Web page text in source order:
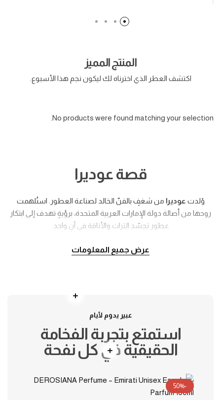
المنتج المميز
اكتشف العطر الذي اخترناه لك ليكون نجم هذا الأسبوع.
No products were found matching your selection.
قصة عوديرا
وُلدت عوديرا من شغفٍ بالفنّ الخالد لصناعة العطور. استُلهمت
روحها من أصالة دولة الإمارات العربية المتحدة، برؤيةٍ تهدف إلى ابتكار
عطور تجسّد التراث والأناقة في آنٍ واحد.
التوابل الشرقية والزهور الناعمة لتمنح عبيرًا يدوم برقيٍّ لا يُنسى.
ومع كل زجاجة من عطورنا، ندعوك لتعيش تجربةً تتجاوز حدود الرائحة
عرض جميع المعلومات
عبير يدوم لأيام
استمتع بتجربة الفخامة
الحقيقية في كل نفحة
-50%